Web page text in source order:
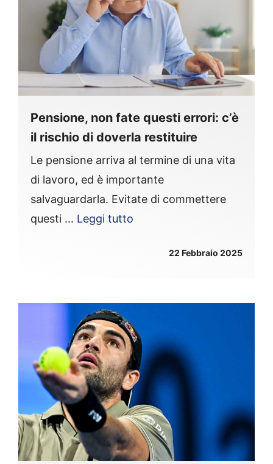
Pensione, non fate questi errori: c’è
il rischio di doverla restituire
Le pensione arriva al termine di una vita
di lavoro, ed è importante
salvaguardarla. Evitate di commettere
questi ... Leggi tutto
22 Febbraio 2025